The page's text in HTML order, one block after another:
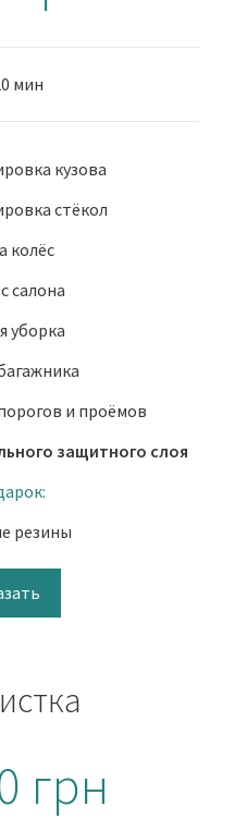
мин
кузова
стёкол
колёс
салона
уборка
и проёмов
защитного слоя
резины
грн